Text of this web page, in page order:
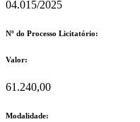
04.015/2025
Nº do Processo Licitatório:
Valor:
61.240,00
Modalidade: